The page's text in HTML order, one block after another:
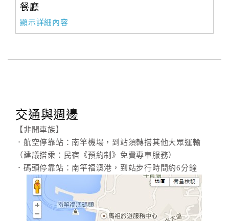
伴
計
餐廳
顯示詳細內容
交通與週邊
【非開車族】
．航空停靠站：南竿機場，到站須轉搭其他大眾運輸
（建議搭乘：民宿《預約制》免費專車服務）
．碼頭停靠站：南竿福澳港，到站步行時間約6分鐘